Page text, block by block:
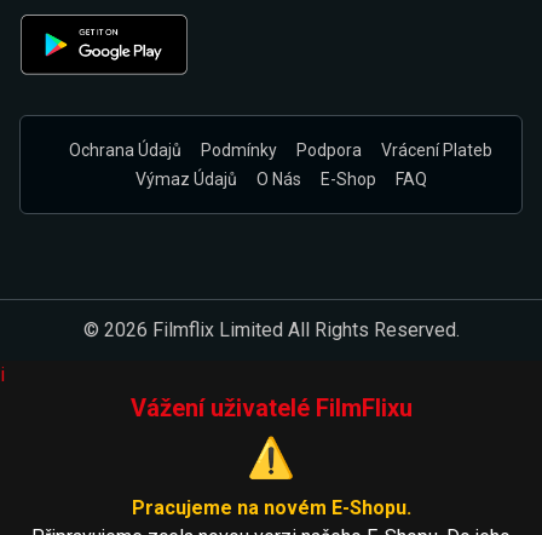
Ochrana Údajů Podmínky Podpora
Vrácení Plateb
Výmaz Údajů
O Nás E-Shop FAQ
© 2026 Filmflix Limited All Rights Reserved.
i
Vážení uživatelé FilmFlixu
⚠️
Pracujeme na novém E-Shopu.